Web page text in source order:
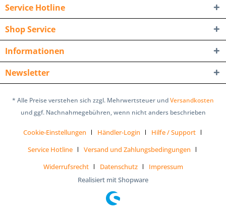
Service Hotline
Shop Service
Informationen
Newsletter
* Alle Preise verstehen sich zzgl. Mehrwertsteuer undVersandkosten
und ggf. Nachnahmegebühren, wenn nicht anders beschrieben
Cookie-Einstellungen Händler-Login
Hilfe / Support
Service Hotline
Versand und Zahlungsbedingungen
Widerrufsrecht
Datenschutz
Impressum
Realisiert mit Shopware